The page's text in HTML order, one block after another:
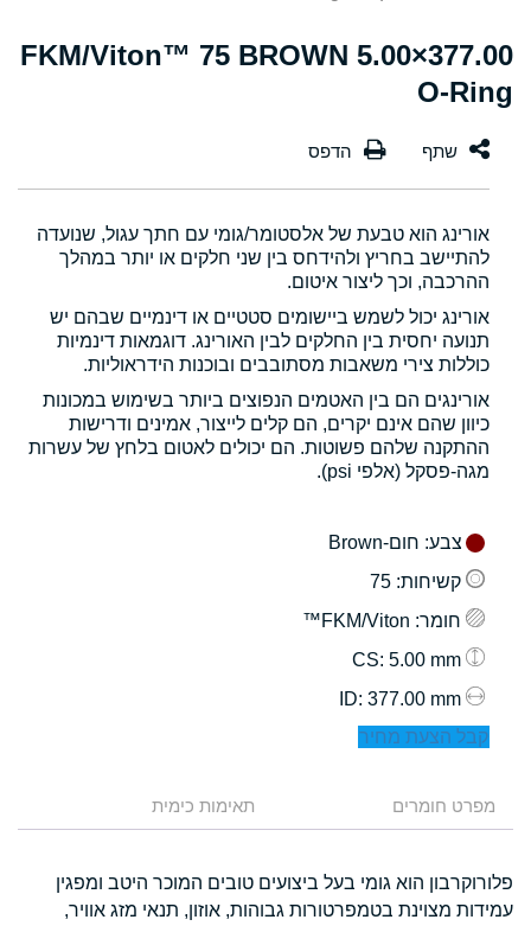
377.00×5.00 FKM/Viton™ 75 BROWN
O-Ring
אורינג הוא טבעת של אלסטומר/גומי עם חתך עגול, שנועדה
להתיישב בחריץ ולהידחס בין שני חלקים או יותר במהלך
ההרכבה, וכך ליצור איטום.
אורינג יכול לשמש ביישומים סטטיים או דינמיים שבהם יש
תנועה יחסית בין החלקים לבין האורינג. דוגמאות דינמיות
כוללות צירי משאבות מסתובבים ובוכנות הידראוליות.
אורינגים הם בין האטמים הנפוצים ביותר בשימוש במכונות
כיוון שהם אינם יקרים, הם קלים לייצור, אמינים ודרישות
ההתקנה שלהם פשוטות. הם יכולים לאטום בלחץ של עשרות
מגה-פסקל (אלפי psi).
צבע: חום-Brown
קשיחות: 75
חומר: FKM/Viton™
: 5.00 mm
: 377.00 mm
קבל הצעת מחיר
מפרט חומרים תאימות כימית
פלורוקרבון הוא גומי בעל ביצועים טובים המוכר היטב ומפגין
עמידות מצוינת בטמפרטורות גבוהות, אוזון, תנאי מזג אוויר,